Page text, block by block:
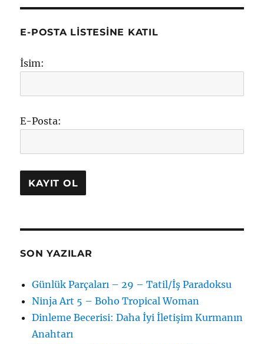
E-POSTA LISTESINE KATIL
İsim:
E-Posta:
SON YAZILAR
Günlük Parçaları – 29 – Tatil/İş Paradoksu
Ninja Art 5 – Boho Tropical Woman
Dinleme Becerisi: Daha İyi İletişim Kurmanın
Anahtarı